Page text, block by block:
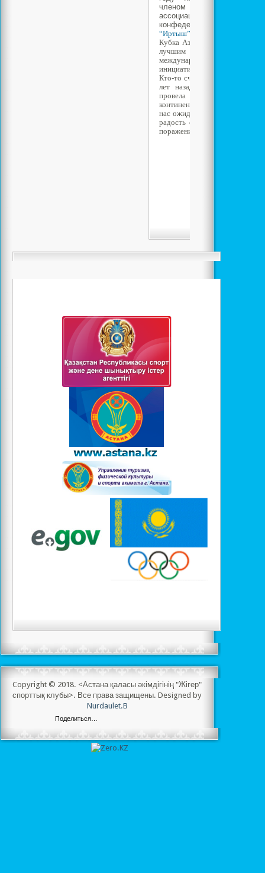
членом Международной
ассоциаций (ФИФА) и
конфедерации (АФК).В
“Иртыш”
Кубка Азиатских чемпионов,
лучшим выступлением
международной арене.В
инициативе Рахата Алиева,
Кто-то считает, что этот шаг
лет назад, кто-то считает
провела несколько
континентальным и мировым
нас ожидала редкая радость
радость от ничьих, а также
поражений...
Copyright © 2018. <Астана қаласы әкімдігінің "Жігер"
спорттық клубы>. Все права защищены. Designed by
Nurdaulet.B
Поделиться…